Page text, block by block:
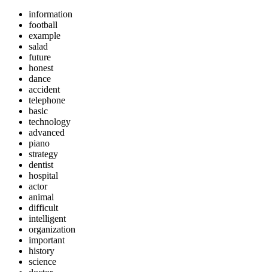
information
football
example
salad
future
honest
dance
accident
telephone
basic
technology
advanced
piano
strategy
dentist
hospital
actor
animal
difficult
intelligent
organization
important
history
science